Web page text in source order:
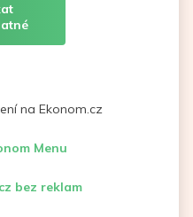
na Ekonom.cz
Menu
bez reklam